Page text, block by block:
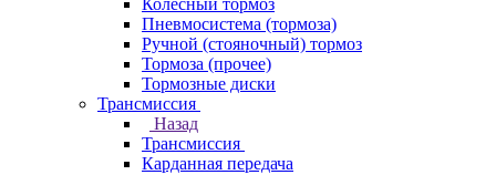
Колесный тормоз
Пневмосиcтема (тормоза)
Ручной (стояночный) тормоз
Тормоза (прочее)
Тормозные диски
Трансмиссия
Назад
Трансмиссия
Карданная передача